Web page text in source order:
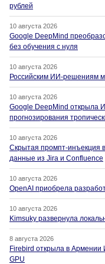
рублей
10 августа 2026
Google DeepMind
без обучения с нуля
10 августа 2026
Российским ИИ-решениям
10 августа 2026
Google DeepMind открыла
прогнозирования
10 августа 2026
Скрытая промпт-инъекция
данные из Jira и Confluence
10 августа 2026
OpenAI приобрела
10 августа 2026
Kimsuky развернула
8 августа 2026
Firebird открыла в Армении
GPU